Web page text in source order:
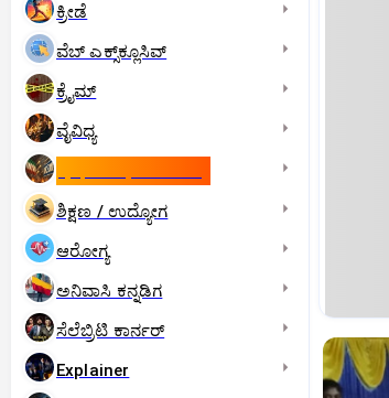
ಕ್ರೀಡೆ
ವೆಬ್ ಎಕ್ಸ್‌ಕ್ಲೂಸಿವ್
ಕ್ರೈಮ್
ವೈವಿಧ್ಯ
ಶಿಕ್ಷಣ / ಉದ್ಯೋಗ
ಆರೋಗ್ಯ
ಅನಿವಾಸಿ ಕನ್ನಡಿಗ
ಸೆಲೆಬ್ರಿಟಿ ಕಾರ್ನರ್‌
Explainer